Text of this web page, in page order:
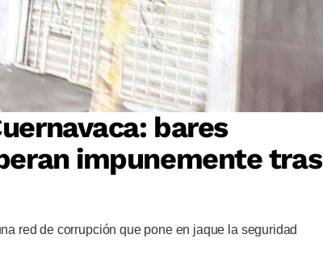
bares
impunemente tras
red de corrupción que pone en jaque la seguridad